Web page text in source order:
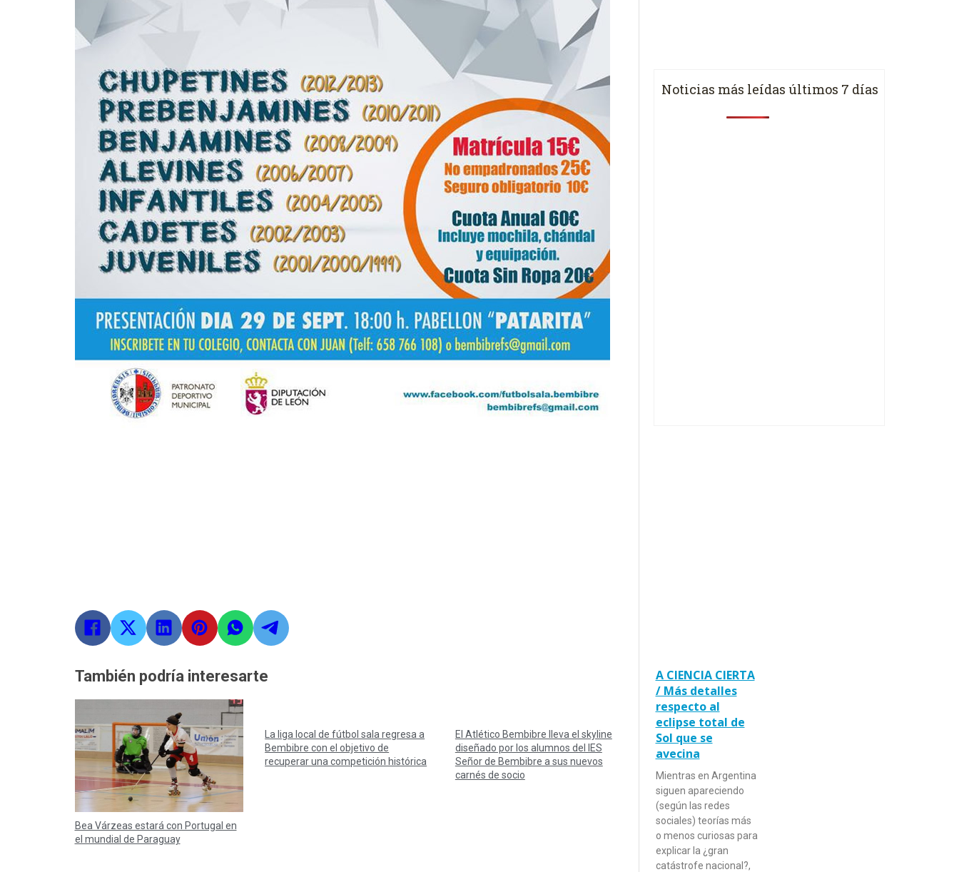
También podría interesarte
Bea Várzeas estará con Portugal en
el mundial de Paraguay
La liga local de fútbol sala regresa a
Bembibre con el objetivo de
recuperar una competición histórica
El Atlético Bembibre lleva el skyline
diseñado por los alumnos del IES
Señor de Bembibre a sus nuevos
carnés de socio
Noticias más leídas últimos 7 días
A CIENCIA CIERTA
/ Más detalles
respecto al
eclipse total de
Sol que se
avecina
Mientras en Argentina
siguen apareciendo
(según las redes
sociales) teorías más
o menos curiosas para
explicar la ¿gran
catástrofe nacional?,